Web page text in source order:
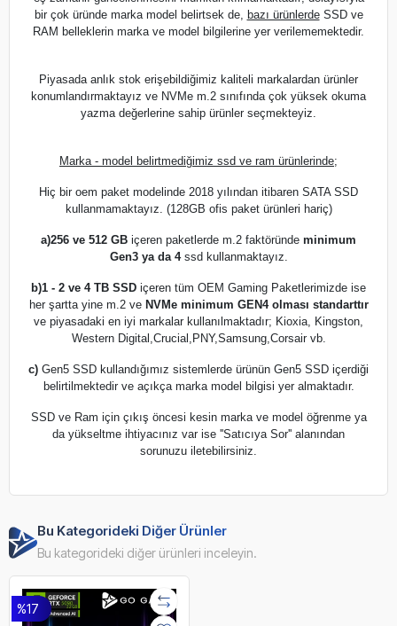
bir çok üründe marka model belirtsek de, bazı ürünlerdeSSD ve
RAM belleklerin marka ve model bilgilerine yer verilememektedir.
Piyasada anlık stok erişebildiğimiz kaliteli markalardan ürünler
konumlandırmaktayız ve NVMe m.2 sınıfında çok yüksek okuma
yazma değerlerine sahip ürünler seçmekteyiz.
Marka - model belirtmediğimiz ssd ve ram ürünlerinde;
Hiç bir oem paket modelinde 2018 yılından itibaren SATA SSD
kullanmamaktayız. (128GB ofis paket ürünleri hariç)
a)256 ve 512 GB içeren paketlerde m.2 faktöründe minimum
Gen3 ya da 4ssd kullanmaktayız.
b)1 - 2 ve 4 TB SSD içeren tüm OEM Gaming Paketlerimizde ise
her şartta yine m.2 ve NVMe minimum GEN4 olması standarttır
ve piyasadaki en iyi markalar kullanılmaktadır; Kioxia, Kingston,
Western Digital,Crucial,PNY,Samsung,Corsair vb.
c) Gen5 SSD kullandığımız sistemlerde ürünün Gen5 SSD içerdiği
belirtilmektedir ve açıkça marka model bilgisi yer almaktadır.
SSD ve Ram için çıkış öncesi kesin marka ve model öğrenme ya
da yükseltme ihtiyacınız var ise ''Satıcıya Sor'' alanından
sorunuzu iletebilirsiniz.
Bu Kategorideki Diğer Ürünler
Bu kategorideki diğer ürünleri inceleyin.
%17